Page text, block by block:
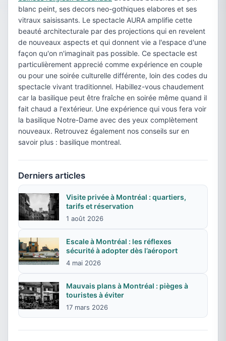
blanc peint, ses decors neo-gothiques elabores et ses
vitraux saisissants. Le spectacle AURA amplifie cette
beauté architecturale par des projections qui en revelent
de nouveaux aspects et qui donnent vie a l'espace d'une
façon qu'on n'imaginait pas possible. Ce spectacle est
particulièrement apprecié comme expérience en couple
ou pour une soirée culturelle différente, loin des codes du
spectacle vivant traditionnel. Habillez-vous chaudement
car la basilique peut être fraîche en soirée même quand il
fait chaud a l'extérieur. Une expérience qui vous fera voir
la basilique Notre-Dame avec des yeux complètement
nouveaux. Retrouvez également nos conseils sur en
savoir plus : basilique montreal.
Derniers articles
Visite privée à Montréal : quartiers,
tarifs et réservation
1 août 2026
Escale à Montréal : les réflexes
sécurité à adopter dès l’aéroport
4 mai 2026
Mauvais plans à Montréal : pièges à
touristes à éviter
17 mars 2026